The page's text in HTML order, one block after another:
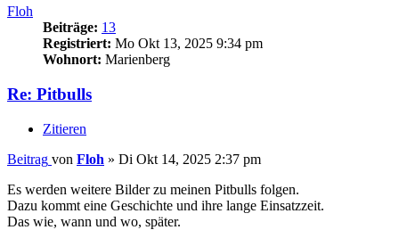
Floh
Beiträge: 13
Registriert: Mo Okt 13, 2025 9:34 pm
Wohnort: Marienberg
Re: Pitbulls
Zitieren
Beitrag von Floh » Di Okt 14, 2025 2:37 pm
Es werden weitere Bilder zu meinen Pitbulls folgen.
Dazu kommt eine Geschichte und ihre lange Einsatzzeit.
Das wie, wann und wo, später.